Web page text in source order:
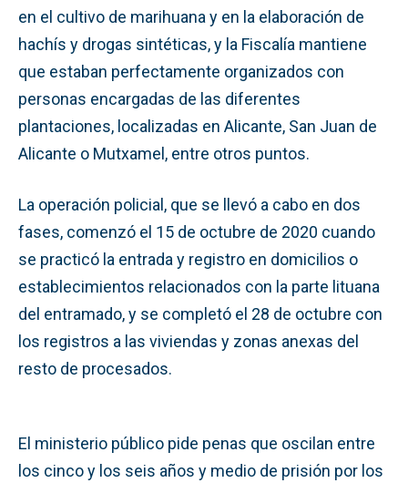
en el cultivo de marihuana y en la elaboración de
hachís y drogas sintéticas, y la Fiscalía mantiene
que estaban perfectamente organizados con
personas encargadas de las diferentes
plantaciones, localizadas en Alicante, San Juan de
Alicante o Mutxamel, entre otros puntos.
La operación policial, que se llevó a cabo en dos
fases, comenzó el 15 de octubre de 2020 cuando
se practicó la entrada y registro en domicilios o
establecimientos relacionados con la parte lituana
del entramado, y se completó el 28 de octubre con
los registros a las viviendas y zonas anexas del
resto de procesados.
El ministerio público pide penas que oscilan entre
los cinco y los seis años y medio de prisión por los